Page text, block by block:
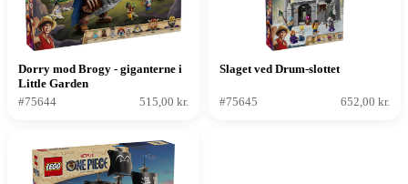
Dorry mod Brogy - giganterne i
Little Garden
#75644
515,00 kr.
Slaget ved Drum-slottet
#75645 652,00 kr.